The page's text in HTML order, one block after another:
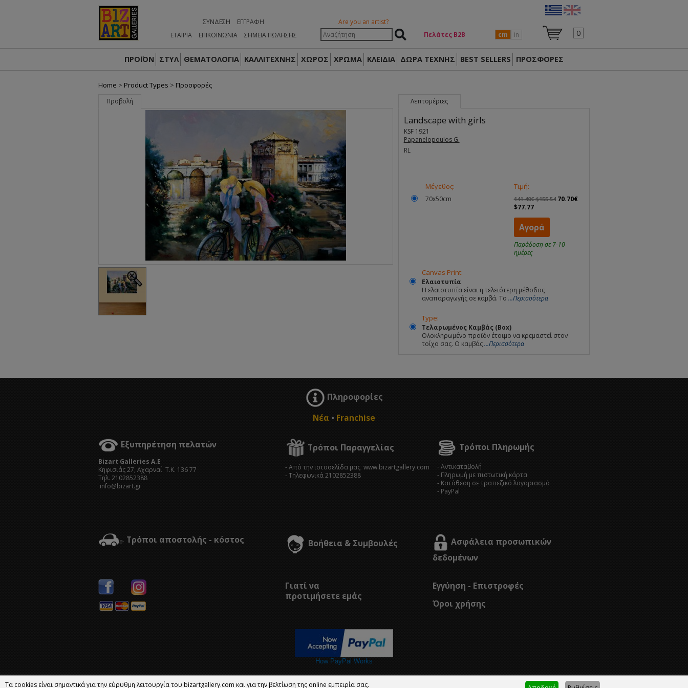
ΣΎΝΔΕΣΗ
ΕΓΓΡΑΦΉ
ΕΤΑΙΡΙΑ
ΕΠΙΚΟΙΝΩΝΙΑ ΣΗΜΕΙΑ ΠΩΛΗΣΗΣ
Are you an artist?
Πελάτες Β2Β
cm in 0
ΠΡΟΪΟΝ ΣΤΥΛ ΘΕΜΑΤΟΛΟΓΙΑ ΚΑΛΛΙΤΕΧΝΗΣ ΧΩΡΟΣ ΧΡΩΜΑ ΚΛΕΙΔΙΑ ΔΏΡΑ ΤΈΧΝΗΣ BEST SELLERS ΠΡΟΣΦΟΡΕΣ
Home > Product Types > Προσφορές
Προβολή Λεπτομέριες
Landscape with girls
KSF 1921
Papanelopoulos G.
RL
Μέγεθος:
70x50cm
Τιμή:
141.40€ $155.54 70.70€
$77.77
Αγορά
Παράδοση σε 7-10
ημέρες
Canvas Print:
Ελαιοτυπία
Η ελαιοτυπία είναι η τελειότερη μέθοδος
αναπαραγωγής σε καμβά. Το ...Περισσότερα
Type:
Τελαρωμένος Καμβάς (Box)
Ολοκληρωμένο προϊόν έτοιμο να κρεμαστεί στον
τοίχο σας. Ο καμβάς...Περισσότερα
Πληροφορίες
Νέα • Franchise
Εξυπηρέτηση πελατών
Bizart Galleries A.E
Kηφισιάς 27, Αχαρναί Τ.Κ. 136 77
Τηλ. 2102852388
info@bizart.gr
Τρόποι Παραγγελίας
- Από την ιστοσελίδα μας www.bizartgallery.com
- Tηλεφωνικά 2102852388
Τρόποι Πληρωμής
- Αντικαταβολή
- Πληρωμή με πιστωτική κάρτα
- Κατάθεση σε τραπεζικό λογαριασμό
- PayPal
Τρόποι αποστολής - κόστος Βοήθεια & Συμβουλές
Ασφάλεια προσωπικών
δεδομένων
Γιατί να
προτιμήσετε εμάς
Εγγύηση - Επιστροφές
Όροι χρήσης
How PayPal Works
Τα cookies είναι σημαντικά για την εύρυθμη λειτουργία του bizartgallery.com και για την βελτίωση της online εμπειρία σας.